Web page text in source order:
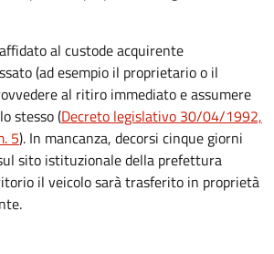
al custode acquirente
(ad esempio il proprietario o il
al ritiro immediato e assumere
stesso (Decreto legislativo 30/04/1992,
5). In mancanza, decorsi cinque giorni
sito istituzionale della prefettura
il veicolo sarà trasferito in proprietà